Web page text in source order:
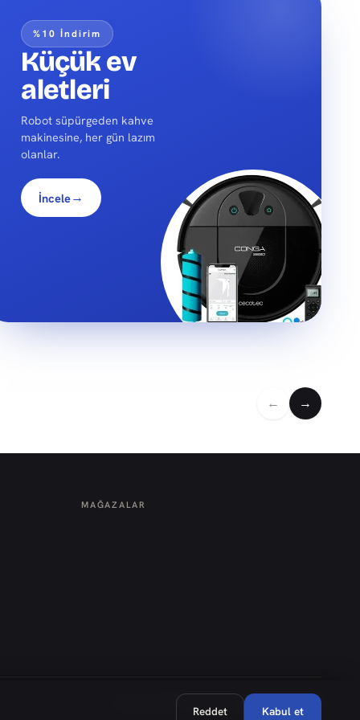
%10 İndirim
Küçük ev
aletleri
Robot süpürgeden kahve
makinesine, her gün lazım
olanlar.
İncele→
← →
MAĞAZALAR
Hafta içi 08:30–18:00 · Cumartesi 08:30–14:00
Reddet Kabul et